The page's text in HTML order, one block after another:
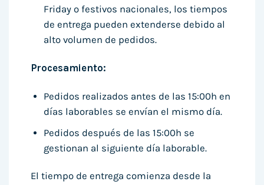
Friday o festivos nacionales, los tiempos
de entrega pueden extenderse debido al
alto volumen de pedidos.
Procesamiento:
Pedidos realizados antes de las 15:00h en
días laborables se envían el mismo día.
Pedidos después de las 15:00h se
gestionan al siguiente día laborable.
El tiempo de entrega comienza desde la